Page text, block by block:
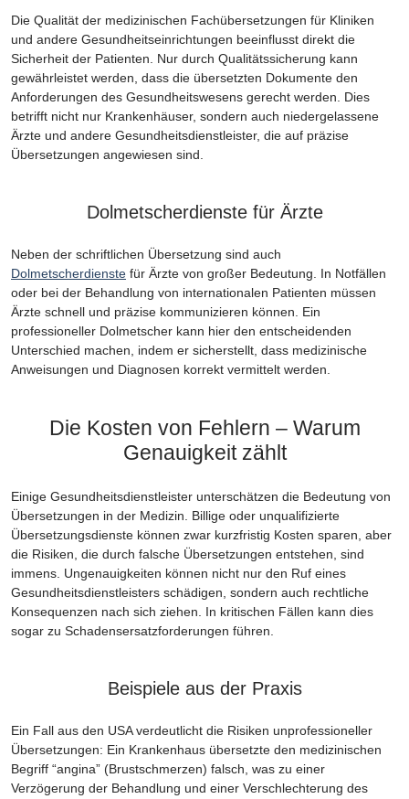
Die Qualität der medizinischen Fachübersetzungen für Kliniken
und andere Gesundheitseinrichtungen beeinflusst direkt die
Sicherheit der Patienten. Nur durch Qualitätssicherung kann
gewährleistet werden, dass die übersetzten Dokumente den
Anforderungen des Gesundheitswesens gerecht werden. Dies
betrifft nicht nur Krankenhäuser, sondern auch niedergelassene
Ärzte und andere Gesundheitsdienstleister, die auf präzise
Übersetzungen angewiesen sind.
Dolmetscherdienste für Ärzte
Neben der schriftlichen Übersetzung sind auch
Dolmetscherdienste für Ärzte von großer Bedeutung. In Notfällen
oder bei der Behandlung von internationalen Patienten müssen
Ärzte schnell und präzise kommunizieren können. Ein
professioneller Dolmetscher kann hier den entscheidenden
Unterschied machen, indem er sicherstellt, dass medizinische
Anweisungen und Diagnosen korrekt vermittelt werden.
Die Kosten von Fehlern – Warum
Genauigkeit zählt
Einige Gesundheitsdienstleister unterschätzen die Bedeutung von
Übersetzungen in der Medizin. Billige oder unqualifizierte
Übersetzungsdienste können zwar kurzfristig Kosten sparen, aber
die Risiken, die durch falsche Übersetzungen entstehen, sind
immens. Ungenauigkeiten können nicht nur den Ruf eines
Gesundheitsdienstleisters schädigen, sondern auch rechtliche
Konsequenzen nach sich ziehen. In kritischen Fällen kann dies
sogar zu Schadensersatzforderungen führen.
Beispiele aus der Praxis
Ein Fall aus den USA verdeutlicht die Risiken unprofessioneller
Übersetzungen: Ein Krankenhaus übersetzte den medizinischen
Begriff “angina” (Brustschmerzen) falsch, was zu einer
Verzögerung der Behandlung und einer Verschlechterung des